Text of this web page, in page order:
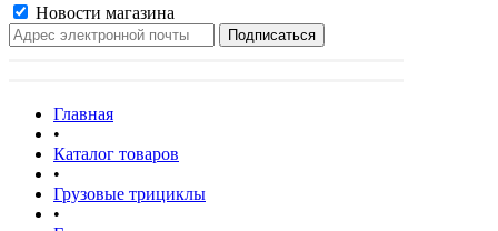
Новости магазина
Главная
•
Каталог товаров
•
Грузовые трициклы
•